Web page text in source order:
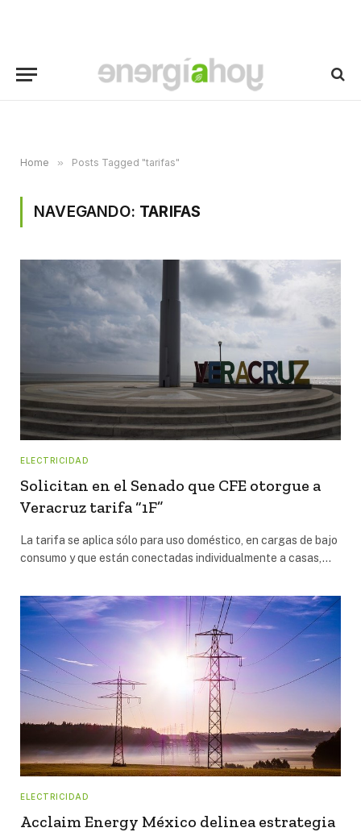
Home » Posts Tagged "tarifas"
NAVEGANDO: TARIFAS
ELECTRICIDAD
Solicitan en el Senado que CFE otorgue a
Veracruz tarifa “1F”
La tarifa se aplica sólo para uso doméstico, en cargas de bajo
consumo y que están conectadas individualmente a casas,…
ELECTRICIDAD
Acclaim Energy México delinea estrategia